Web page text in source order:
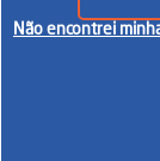
Não encontrei